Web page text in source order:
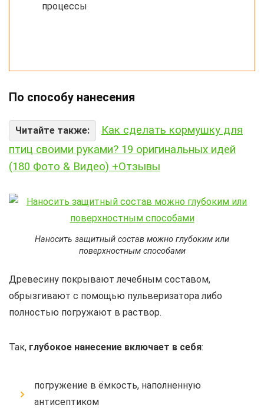
процессы
По способу нанесения
Читайте также:
Как сделать кормушку для
птиц своими руками? 19 оригинальных идей
(180 Фото & Видео) +Отзывы
Наносить защитный состав можно глубоким или
поверхностным способами
Древесину покрывают лечебным составом,
обрызгивают с помощью пульверизатора либо
полностью погружают в раствор.
Так, глубокое нанесение включает в себя:
погружение в ёмкость, наполненную
антисептиком